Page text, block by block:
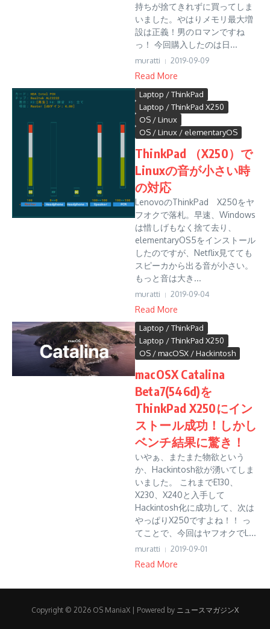
持ちが捨てきれずに買ってしま
いました。やはりメモリ最大増
設は正義！男のロマンですね
っ！ 今回購入したのは日...
muratti 2019-09-09
Read More
Laptop / ThinkPad
Laptop / ThinkPad X250
OS / Linux
OS / Linux / elementaryOS
ThinkPad （X250）で
Linuxの音が小さい時
の対応
LenovoのThinkPad X250をヤ
フオクで落札。早速、Windows
は惜しげもなく捨て去り、
elementaryOS5をインストール
したのですが、Netflix見てても
スピーカから出る音が小さい。
もっと音は大き...
muratti 2019-09-04
Read More
Laptop / ThinkPad
Laptop / ThinkPad X250
OS / macOSX / Hackintosh
macOSX Catalina
Beta7(546d)を
ThinkPad X250にイン
ストール成功！しかし
ベンチ結果に驚き！
いやぁ、またまた物欲という
か、Hackintosh欲が湧いてしま
いました。 これまでE130、
X230、X240と入手して
Hackintosh化に成功して、次は
やっぱりX250ですよね！！ っ
てことで、今回はヤフオクでL...
muratti 2019-09-01
Read More
Copyright © 2026 OS ManiaX | Powered by ニュースマガジンX